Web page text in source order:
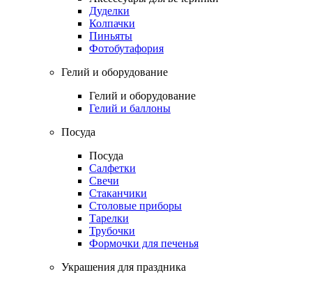
Дуделки
Колпачки
Пиньяты
Фотобутафория
Гелий и оборудование
Гелий и оборудование
Гелий и баллоны
Посуда
Посуда
Салфетки
Свечи
Стаканчики
Столовые приборы
Тарелки
Трубочки
Формочки для печенья
Украшения для праздника